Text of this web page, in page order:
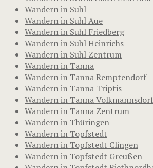
Wandern in Suhl
Wandern in Suhl Aue
Wandern in Suhl Friedberg
Wandern in Suhl Heinrichs
Wandern in Suhl Zentrum
Wandern in Tanna
Wandern in Tanna Remptendorf
Wandern in Tanna Triptis
Wandern in Tanna Volkmannsdorf
Wandern in Tanna Zentrum
Wandern in Thüringen
Wandern in Topfstedt
Wandern in Topfstedt Clingen
Wandern in Topfstedt Greußen